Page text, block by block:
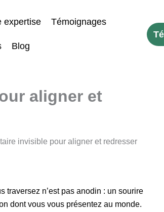
expertise Témoignages
Blog
aligner et
invisible pour aligner et redresser
traversez n’est pas anodin : un sourire
dont vous vous présentez au monde.